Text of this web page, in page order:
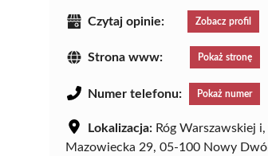
Czytaj opinie: Zobacz profil
Strona www: Pokaż stronę
Numer telefonu: Pokaż numer
Lokalizacja: Róg Warszawskiej
Mazowiecka 29, 05-100 Nowy